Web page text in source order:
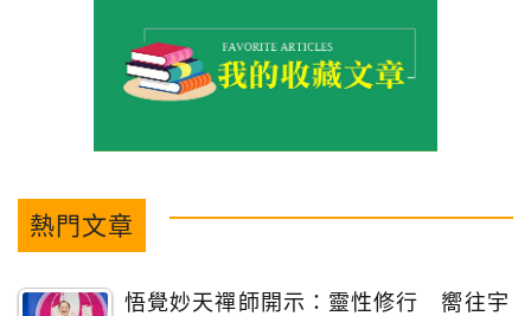
熱門文章
悟覺妙天禪師開示：靈性修行 嚮往宇